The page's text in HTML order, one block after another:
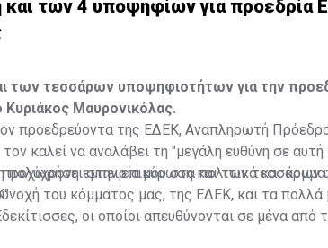
των 4 υποψηφίων για προεδρία
των τεσσάρων υποψηφιοτήτων για την
Μαυρονικόλας.
προεδρεύοντα της ΕΔΕΚ, Αναπληρωτή
καλεί να αναλάβει τη "μεγάλη ευθύνη σε
προχωρήσει στην επικύρωση και των τεσσάρων
εμπειρία μου στα πολιτικά και
του κόμματος μας, της ΕΔΕΚ, και τα
οι οποίοι απευθύνονται σε μένα από